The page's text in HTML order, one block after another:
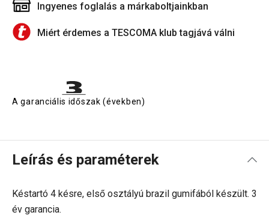
Ingyenes foglalás a márkaboltjainkban
Miért érdemes a TESCOMA klub tagjává válni
A garanciális időszak (években)
Leírás és paraméterek
Késtartó 4 késre, első osztályú brazil gumifából készült. 3
év garancia.